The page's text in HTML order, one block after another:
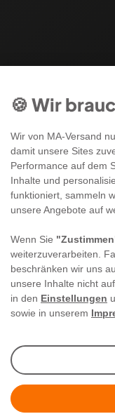
🍪 Wir
Wir von MA-Versand
damit unsere Sites
Performance auf dem
Inhalte und
funktioniert, sammeln
unsere Angebote auf
Wenn Sie
weiterzuverarbeiten.
beschränken wir uns
unsere Inhalte nicht
in den Einstellungen
sowie in unserem
Angebote &
sparen war